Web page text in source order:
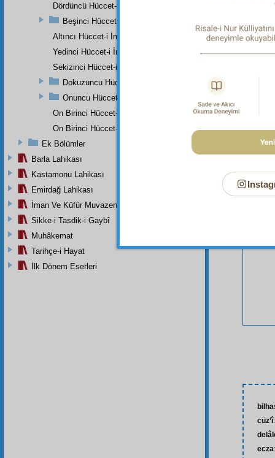
Bu
cüz’î
ecza
Dördüncü Hüccet-i İmâniye
Beşinci Hüccet-i İmâniye
Altıncı Hüccet-i İmâniye
Yedinci Hüccet-i İmâniye
Sekizinci Hüccet-i İmâniye
Dokuzuncu Hüccet-i İmâniye
Onuncu Hüccet-i İmâniye
On Birinci Hüccet-i İmâniye
On Birinci Hüccet-i İmâniye
Ek Bölümler
Barla Lahikası
Kastamonu Lahikası
Emirdağ Lahikası
İman Ve Küfür Muvazeneleri
Sikke-i Tasdik-i Gaybî
Muhâkemat
Tarihçe-i Hayat
İlk Dönem Eserleri